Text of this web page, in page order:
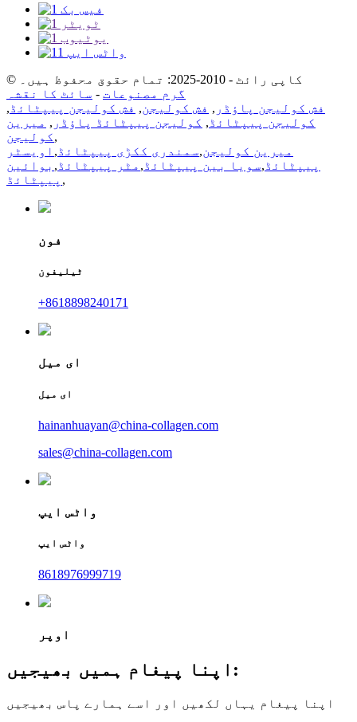
© کاپی رائٹ - 2010-2025: تمام حقوق محفوظ ہیں۔
گرم مصنوعات - سائٹ کا نقشہ
فش کولیجن پاؤڈر , فش کولیجن, فش کولیجن پیپٹائڈ,
کولیجن پیپٹائڈ, کولیجن پیپٹائڈ پاؤڈر , میرین
کولیجن,
میرین کولیجن,سمندری ککڑی پیپٹائڈ, اویسٹر
پیپٹائڈ,سویا بین پیپٹائڈ, مٹر پیپٹائڈ, بوائین
پیپٹائڈ ,
فون
ٹیلیفون
+8618898240171
ای میل
ای میل
hainanhuayan@china-collagen.com
sales@china-collagen.com
واٹس ایپ
واٹس ایپ
8618976999719
اوپر
اپنا پیغام ہمیں بھیجیں:
اپنا پیغام یہاں لکھیں اور اسے ہمارے پاس بھیجیں